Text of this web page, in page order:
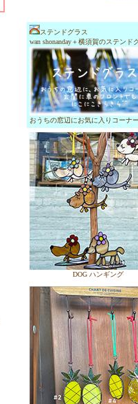
ステンドグラス
wan shonanday＋横須賀のステン
おうちの窓辺にお気に入りコー
DOG ハンギング